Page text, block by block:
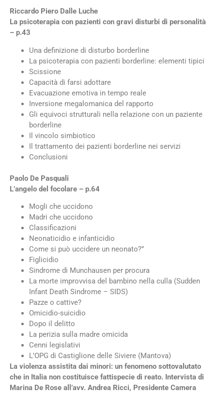
Riccardo Piero Dalle Luche
La psicoterapia con pazienti con gravi disturbi di personalità
– p.43
Una definizione di disturbo borderline
La psicoterapia con pazienti borderline: elementi tipici
Scissione
Capacità di farsi adottare
Evacuazione emotiva in tempo reale
Inversione megalomanica del rapporto
Gli equivoci strutturali nella relazione con un paziente
borderline
Il vincolo simbiotico
Il trattamento dei pazienti borderline nei servizi
Conclusioni
Paolo De Pasquali
L’angelo del focolare – p.64
Mogli che uccidono
Madri che uccidono
Classificazioni
Neonaticidio e infanticidio
Come si può uccidere un neonato?”
Figlicidio
Sindrome di Munchausen per procura
La morte improvvisa del bambino nella culla (Sudden
Infant Death Sindrome – SIDS)
Pazze o cattive?
Omicidio-suicidio
Dopo il delitto
La perizia sulla madre omicida
Cenni legislativi
L’OPG di Castiglione delle Siviere (Mantova)
La violenza assistita dai minori: un fenomeno sottovalutato
che in Italia non costituisce fattispecie di reato. Intervista di
Marina De Rose all’avv. Andrea Ricci, Presidente Camera